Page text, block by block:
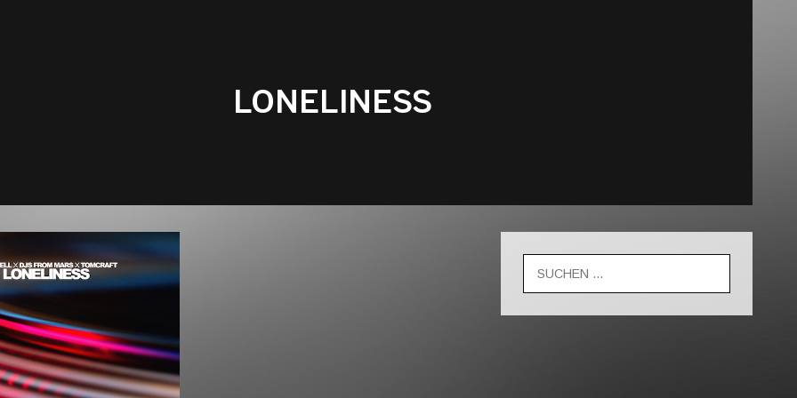
LONELINESS
nach: